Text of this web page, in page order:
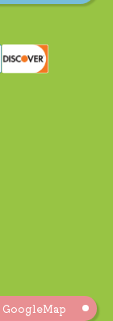
GoogleMap